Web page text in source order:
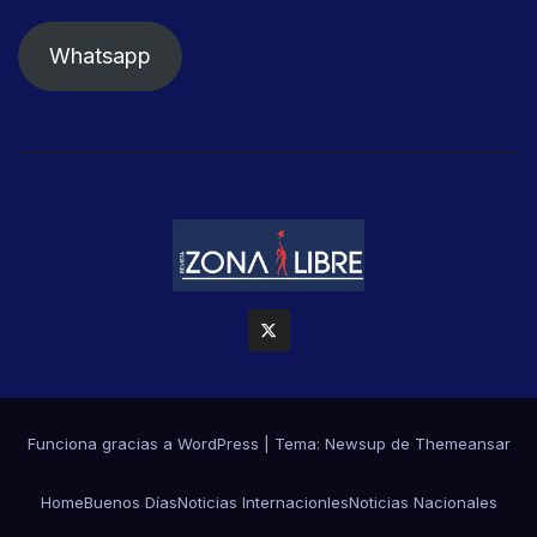
Whatsapp
Funciona gracias a WordPress Tema: Newsup de Themeansar
HomeBuenos DíasNoticias InternacionlesNoticias Nacionales